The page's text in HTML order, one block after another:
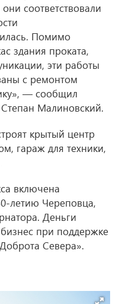
соответствовали
Помимо
здания проката,
эти работы
с ремонтом
— сообщил
Степан Малиновский.
крытый центр
гараж для техники,
включена
летию Череповца,
Деньги
при поддержке
Севера».